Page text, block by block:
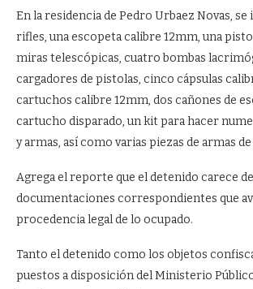
En la residencia de Pedro Urbaez Novas,
rifles, una escopeta calibre 12mm, una
miras telescópicas, cuatro bombas
cargadores de pistolas, cinco cápsulas
cartuchos calibre 12mm, dos cañones de
cartucho disparado, un kit para hacer
y armas, así como varias piezas de armas
Agrega el reporte que el detenido carece
documentaciones correspondientes que
procedencia legal de lo ocupado.
Tanto el detenido como los objetos
puestos a disposición del Ministerio